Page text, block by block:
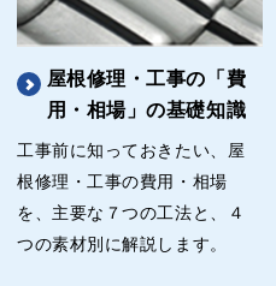
屋根修理・工事の「費
用・相場」の基礎知識
工事前に知っておきたい、屋
根修理・工事の費用・相場
を、主要な７つの工法と、４
つの素材別に解説します。